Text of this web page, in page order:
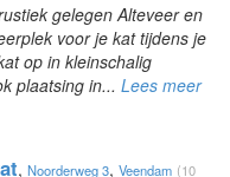
gelegen Alteveer en
voor je kat tijdens je
op in kleinschalig
plaatsing in... Lees meer
, Noorderweg 3, Veendam (10